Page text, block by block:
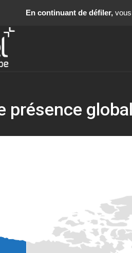
présence
En continuant de défiler,vous